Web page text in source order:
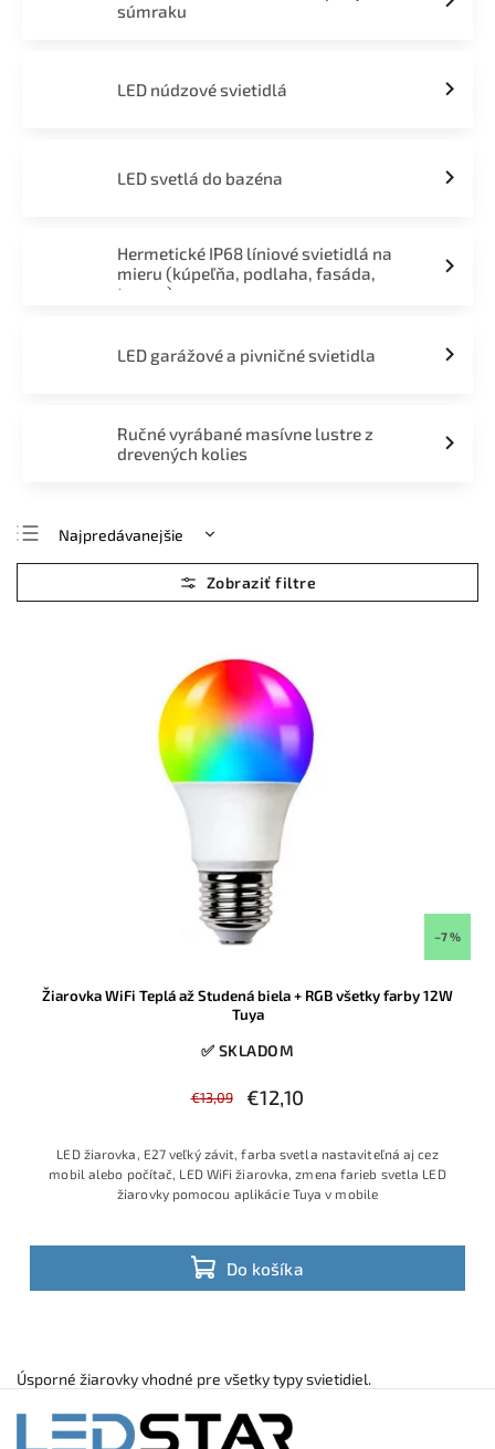
súmraku
LED núdzové svietidlá
LED svetlá do bazéna
Hermetické IP68 líniové svietidlá na
mieru (kúpeľňa, podlaha, fasáda,
terasa)
LED garážové a pivničné svietidla
Ručné vyrábané masívne lustre z
drevených kolies
Najpredávanejšie
Najlacnejšie
Najdrahšie
–7 %
Žiarovka WiFi Teplá až Studená biela + RGB všetky farby 12W
Tuya
✅ SKLADOM
€13,09 €12,10
Do košíka
LED žiarovka, E27 veľký závit, farba svetla nastaviteľná aj cez
mobil alebo počítač, LED WiFi žiarovka, zmena farieb svetla LED
žiarovky pomocou aplikácie Tuya v mobile
Úsporné žiarovky vhodné pre všetky typy svietidiel.